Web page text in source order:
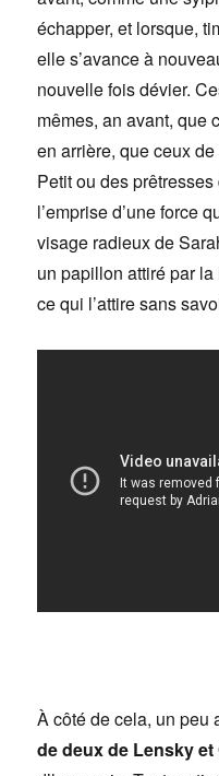
échapper, et lorsque,
elle s’avance à
nouvelle fois dévier.
mêmes, an avant, que
en arrière, que ceux
Petit ou des
l’emprise d’une force
visage radieux de
un papillon attiré par
ce qui l’attire sans
À côté de cela, un peu
de deux de Lensky et